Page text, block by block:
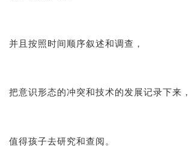
并且按照时间顺序叙述和调查，
把意识形态的冲突和技术的发展记录下来，
值得孩子去研究和查阅。